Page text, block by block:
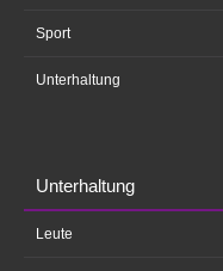
Sport
Unterhaltung
Unterhaltung
Leute